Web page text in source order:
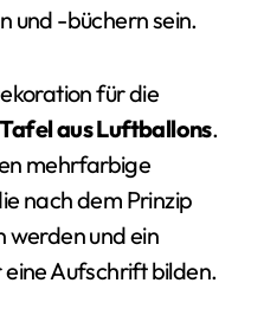
und -büchern sein.
für die
aus Luftballons.
mehrfarbige
nach dem Prinzip
werden und ein
Aufschrift bilden.